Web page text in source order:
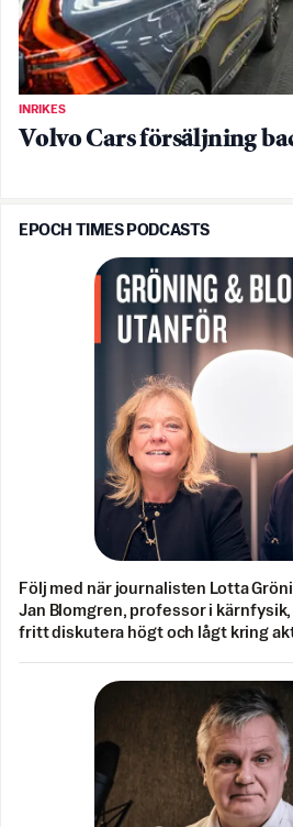
INRIKES
Volvo Cars försäljning
EPOCH TIMES PODCASTS
Följ med när journalisten Lotta
Jan Blomgren, professor i
fritt diskutera högt och lågt kring